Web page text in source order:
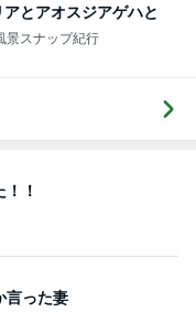
とアオスジアゲハと
景スナップ紀行
！
言った妻